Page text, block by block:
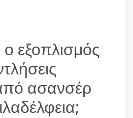
ο εξοπλισμός
ασανσέρ